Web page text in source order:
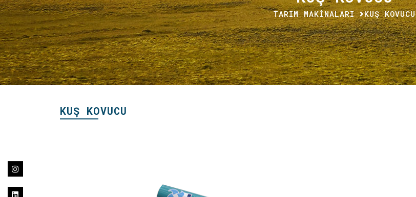
TARIM MAKİNALARI KUŞ KOVUCU
KUŞ KOVUCU